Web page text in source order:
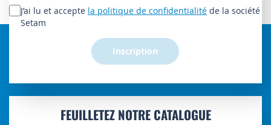
lettre
d’information
J’ai lu et accepte la politique de confidentialité de la société
Setam
Inscription
FEUILLETEZ NOTRE CATALOGUE